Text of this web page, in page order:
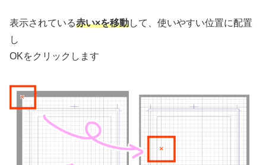
表示されている赤い×を移動して、使いやすい位置に配置
し
OKをクリックします